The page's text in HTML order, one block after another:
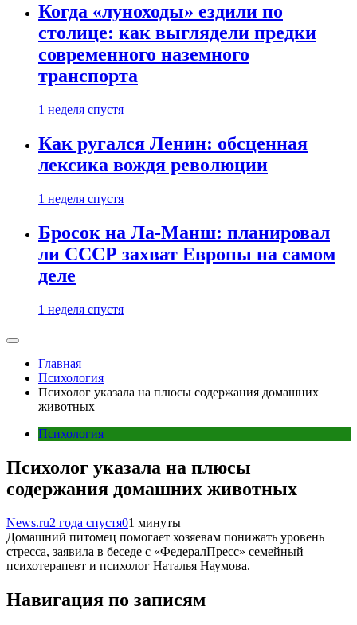
Когда «луноходы» ездили по
столице: как выглядели предки
современного наземного
транспорта
1 неделя спустя
Как ругался Ленин: обсценная
лексика вождя революции
1 неделя спустя
Бросок на Ла-Манш: планировал
ли СССР захват Европы на самом
деле
1 неделя спустя
Главная
Психология
Психолог указала на плюсы содержания домашних
животных
Психология
Психолог указала на плюсы
содержания домашних животных
News.ru2 года спустя01 минуты
Домашний питомец помогает хозяевам понижать уровень
стресса, заявила в беседе с «ФедералПресс» семейный
психотерапевт и психолог Наталья Наумова.
Навигация по записям